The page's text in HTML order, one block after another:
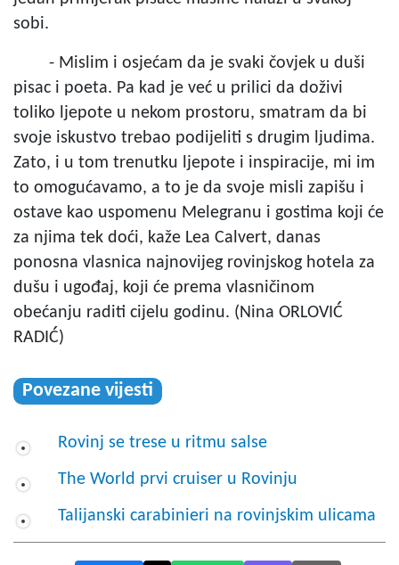
sobi.
- Mislim i osjećam da je svaki čovjek u duši
pisac i poeta. Pa kad je već u prilici da doživi
toliko ljepote u nekom prostoru, smatram da bi
svoje iskustvo trebao podijeliti s drugim ljudima.
Zato, i u tom trenutku ljepote i inspiracije, mi im
to omogućavamo, a to je da svoje misli zapišu i
ostave kao uspomenu Melegranu i gostima koji će
za njima tek doći, kaže Lea Calvert, danas
ponosna vlasnica najnovijeg rovinjskog hotela za
dušu i ugođaj, koji će prema vlasničinom
obećanju raditi cijelu godinu. (Nina ORLOVIĆ
RADIĆ)
Povezane vijesti
Rovinj se trese u ritmu salse
The World prvi cruiser u Rovinju
Talijanski carabinieri na rovinjskim ulicama